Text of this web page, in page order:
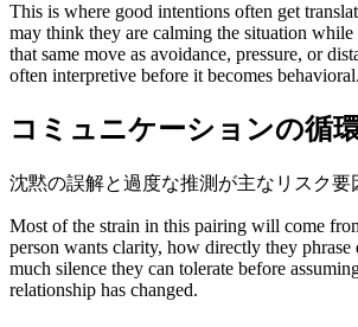
This is where good intentions often get
may think they are calming the situation while
that same move as avoidance, pressure, or
often interpretive before it becomes behavioral.
コミュニケーションの循
沈黙の誤解と過度な推測が主なリスク要
Most of the strain in this pairing will come
person wants clarity, how directly they
much silence they can tolerate before
relationship has changed.